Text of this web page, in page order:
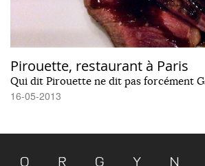
Pirouette, restaurant à Paris
Qui dit Pirouette ne dit pas forcément
16-05-2013